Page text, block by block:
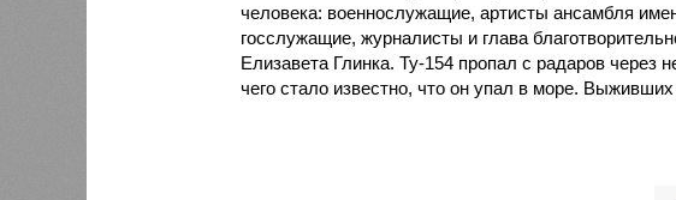
человека: военнослужащие, артисты ансамбля
госслужащие, журналисты и глава
Елизавета Глинка. Ту-154 пропал с радаров через
чего стало известно, что он упал в море.